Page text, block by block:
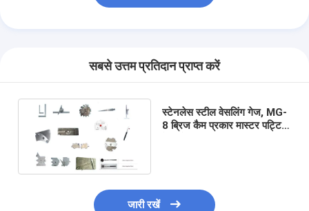
सबसे उत्तम प्रतिदान प्राप्त करें
स्टेनलेस स्टील वेसलिंग गेज, MG-
8 ब्रिज कैम प्रकार मास्टर पट्टिका
जारी रखें